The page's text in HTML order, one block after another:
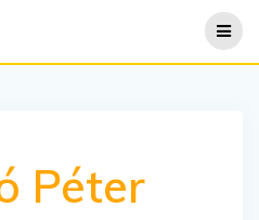
content
Péter